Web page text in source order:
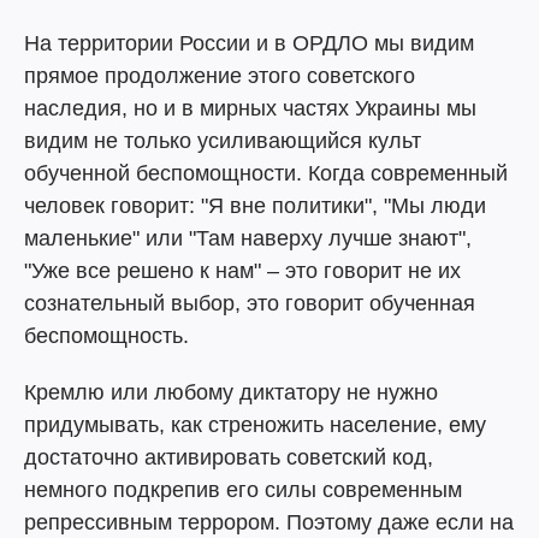
На территории России и в ОРДЛО мы видим
прямое продолжение этого советского
наследия, но и в мирных частях Украины мы
видим не только усиливающийся культ
обученной беспомощности. Когда современный
человек говорит: "Я вне политики", "Мы люди
маленькие" или "Там наверху лучше знают",
"Уже все решено к нам" – это говорит не их
сознательный выбор, это говорит обученная
беспомощность.
Кремлю или любому диктатору не нужно
придумывать, как стреножить население, ему
достаточно активировать советский код,
немного подкрепив его силы современным
репрессивным террором. Поэтому даже если на